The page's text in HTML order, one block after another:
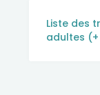
Liste des
adultes (+